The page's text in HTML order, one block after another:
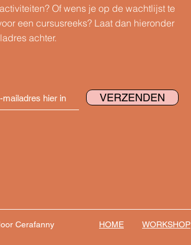
Of wens je op de wachtlijst te
een cursusreeks? Laat dan hieronder
achter.
VERZENDEN
Cerafanny HOME WORKSHOP